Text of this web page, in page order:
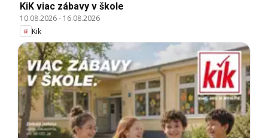
KiK viac zábavy v škole
10.08.2026- 16.08.2026
Kik